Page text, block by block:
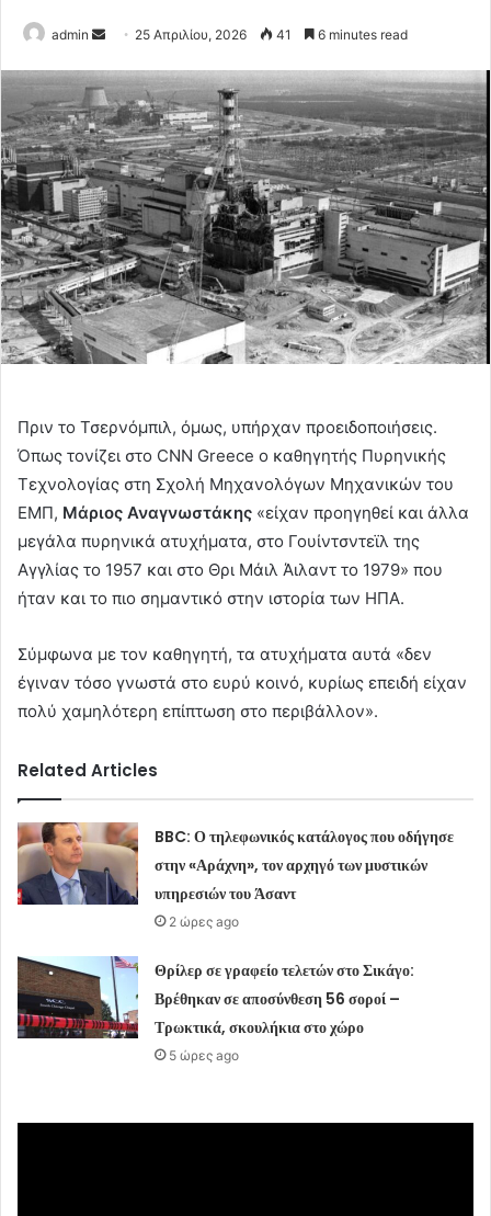
admin
Send
email
25 Απριλίου, 2026 41 6 minutes read
Πριν το Τσερνόμπιλ, όμως, υπήρχαν προειδοποιήσεις.
Όπως τονίζει στο CNN Greece ο καθηγητής Πυρηνικής
Τεχνολογίας στη Σχολή Μηχανολόγων Μηχανικών του
ΕΜΠ, Μάριος Αναγνωστάκης «είχαν προηγηθεί και άλλα
μεγάλα πυρηνικά ατυχήματα, στο Γουίντσντεϊλ της
Αγγλίας το 1957 και στο Θρι Μάιλ Άιλαντ το 1979» που
ήταν και το πιο σημαντικό στην ιστορία των ΗΠΑ.
Σύμφωνα με τον καθηγητή, τα ατυχήματα αυτά «δεν
έγιναν τόσο γνωστά στο ευρύ κοινό, κυρίως επειδή είχαν
πολύ χαμηλότερη επίπτωση στο περιβάλλον».
Related Articles
BBC: Ο τηλεφωνικός κατάλογος που οδήγησε
στην «Αράχνη», τον αρχηγό των μυστικών
υπηρεσιών του Άσαντ
2 ώρες ago
Θρίλερ σε γραφείο τελετών στο Σικάγο:
Βρέθηκαν σε αποσύνθεση 56 σοροί –
Τρωκτικά, σκουλήκια στο χώρο
5 ώρες ago